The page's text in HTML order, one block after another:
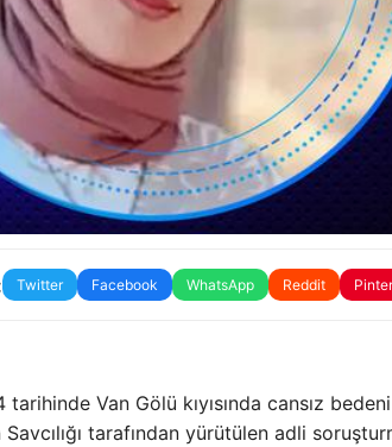
Twitter Facebook WhatsApp Reddit
Van Gölü kıyısında cansız bedeni
tarafından yürütülen adli